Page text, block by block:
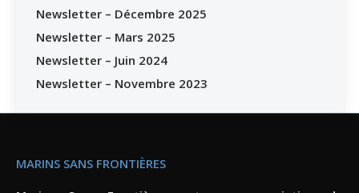
Newsletter – Décembre 2025
Newsletter – Mars 2025
Newsletter – Juin 2024
Newsletter – Novembre 2023
MARINS SANS FRONTIÈRES